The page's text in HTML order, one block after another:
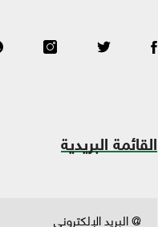
القائمة البريدية